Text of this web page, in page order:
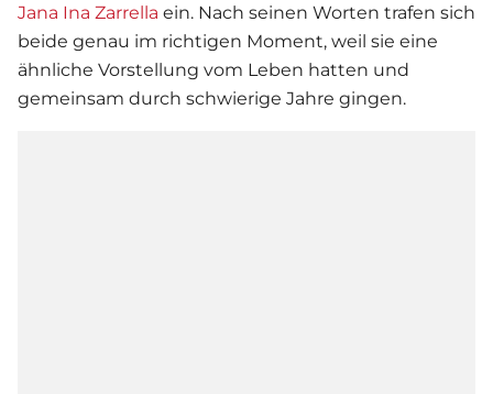
Jana Ina Zarrella ein. Nach seinen Worten trafen sich
beide genau im richtigen Moment, weil sie eine
ähnliche Vorstellung vom Leben hatten und
gemeinsam durch schwierige Jahre gingen.